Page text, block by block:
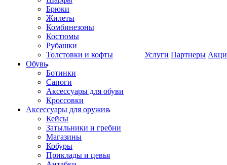
Брюки
Жилеты
Комбинезоны
Костюмы
Рубашки
Толстовки и кофты
Обувь
Ботинки
Сапоги
Аксессуары для обуви
Кроссовки
Аксессуары для оружия
Кейсы
Затыльники и гребни
Магазины
Кобуры
Приклады и цевья
Услуги Партнеры